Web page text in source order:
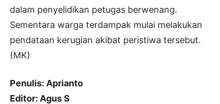
dalam penyelidikan petugas berwenang.
Sementara warga terdampak mulai melakukan
pendataan kerugian akibat peristiwa tersebut.
(MK)
Penulis: Aprianto
Editor: Agus S